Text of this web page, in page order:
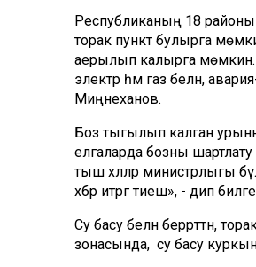
Республиканың 18
торак пункт булырга
аерылып калырга мөмкин.
электр һәм газ белән,
Миңнеханов.
Боз тыгылып калган
елгаларда бозны шартлату
тыш хәлләр министрлыгы
хәбәр итәргә тиеш», - дип
Су басу белән беррәттән,
зонасында, су басу